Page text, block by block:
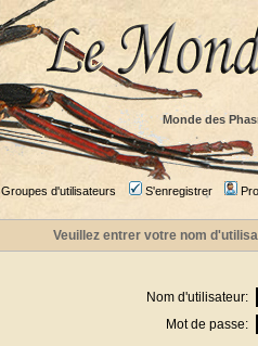
Monde des
Groupes d'utilisateurs S'enregistrer
Veuillez entrer votre nom
Nom d'utilisateur:
Mot de passe: